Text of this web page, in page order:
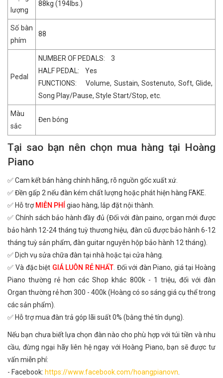
lượng
88kg (194lbs.)
Số bàn
phím
88
Pedal
NUMBER OF PEDALS: 3
HALF PEDAL: Yes
FUNCTIONS: Volume, Sustain, Sostenuto, Soft, Glide,
Song Play/Pause, Style Start/Stop, etc.
Màu
sắc
Đen bóng
Tại sao bạn nên chọn mua hàng tại Hoàng
Piano
✅ Cam kết bán hàng chính hãng, rõ nguồn gốc xuất xứ.
✅ Đền gấp 2 nếu đàn kém chất lượng hoặc phát hiện hàng FAKE.
✅ Hỗ trợ MIỄN PHÍ giao hàng, lắp đặt nội thành.
✅ Chính sách bảo hành đầy đủ (Đối với đàn paino, organ mới được
bảo hành 12-24 tháng tuỳ thương hiệu, đàn cũ được bảo hành 6-12
tháng tuỳ sản phẩm, đàn guitar nguyên hộp bảo hành 12 tháng).
✅ Dịch vụ sửa chữa đàn tại nhà hoặc tại cửa hàng.
✅ Và đặc biệt GIÁ LUÔN RẺ NHẤT . Đối với đàn Piano, giá tại Hoàng
Piano thường rẻ hơn các Shop khác 800k - 1 triệu, đối với đàn
Organ thường rẻ hơn 300 - 400k (Hoàng có so sáng giá cụ thể trong
các sản phẩm).
✅ Hỗ trợ mua đàn trả góp lãi suất 0% (bằng thẻ tín dụng).
Nếu bạn chưa biết lựa chọn đàn nào cho phù hợp với túi tiền và nhu
cầu, đừng ngại hãy liên hệ ngay với Hoàng Piano, bạn sẽ được tư
vấn miễn phí:
- Facebook: https://www.facebook.com/hoangpianovn